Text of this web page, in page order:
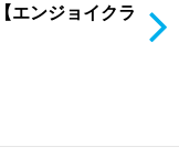
ンジョイクラ